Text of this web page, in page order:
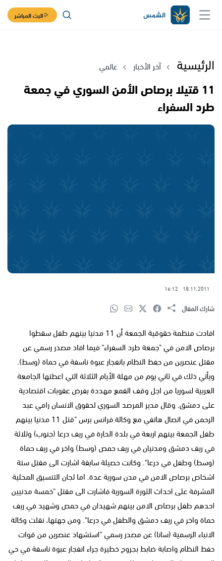
البث المباشر
الرئيسية آخر الأخبار عالمي
11 قتيلا برصاص الأمن السوري في جمعة
طرد السفراء
18.11.2011
16:12
شارك المقال
افادت منظمة حقوقية الجمعة أن 11 مدنيا بينهم طفل سقطوا
برصاص الامن في "جمعة طرد السفراء" فيما افاد مصدر رسمي عن
مقتل عنصرين من حفظ النظام بانفجار عبوة ناسفة في حماة (وسط).
ويأتي ذلك في ثاني يوم من مهلة الأيام الثلاثة التي اعطتها الجامعة
العربية لسوريا من اجل وقف القمع مهددة بفرض عقوبات اقتصادية
على دمشق. وقال مدير المرصد السوري لحقوق الانسان رامي عبد
الرحمن في اتصال هاتفي مع وكالة فرانس برس "قتل 11 مدنيا بينهم
طفل الجمعة بينهم اربعة في بلدة الحارة في ريف درعا (جنوب) وثلاثة
في ريف دمشق ومدنيان في ريف حمص (وسط) واخر في ريف حماة
(وسط) وطفل في درعا". وكانت حصيلة سابقة اشارت الى مقتل ستة
اشخاص برصاص الامن في مدن سورية عدة. اما لجان التنسيق المحلية
المشرفة على احداث الثورة السورية فاشارت الى مقتل "خمسة مدنيين
احدهم طفل برصاص الامن بينهم شهيدان في حمص وشهيد في ريف
حماة واخر في ريف دمشق والطفل في درعا". ومن جهتها، نقلت وكالة
الانباء الرسمية (سانا) عن مصدر رسمي "استشهاد عنصرين من قوات
حفظ النظام واصابة ضابط بجروح خطيرة جراء انفجار عبوة ناسفة في حي